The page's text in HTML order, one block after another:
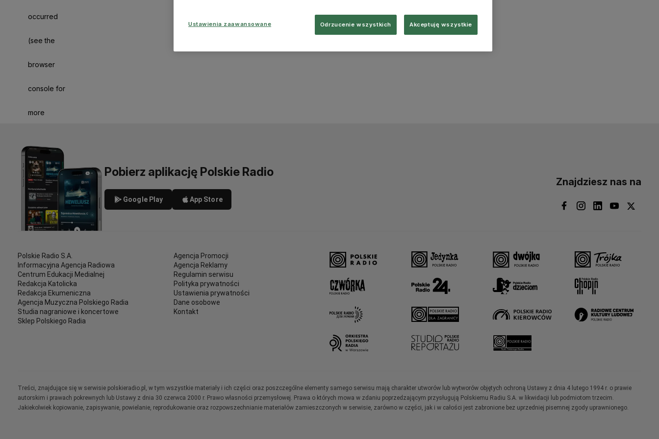
occurred
(see the
browser
console for
more
Pobierz aplikację Polskie Radio
Google Play App Store
Znajdziesz nas na
Polskie Radio S.A.
Informacyjna Agencja Radiowa
Centrum Edukacji Medialnej
Redakcja Katolicka
Redakcja Ekumeniczna
Agencja Muzyczna Polskiego Radia
Studia nagraniowe i koncertowe
Sklep Polskiego Radia
Agencja Promocji
Agencja Reklamy
Regulamin serwisu
Polityka prywatności
Ustawienia prywatności
Dane osobowe
Kontakt
Treści, znajdujące się w serwisie polskieradio.pl, w tym wszystkie materiały i ich części oraz poszczególne elementy samego serwisu mają charakter utworów lub wytworów objętych ochroną Ustawy z dnia 4 lutego 1994 r. o prawie
autorskim i prawach pokrewnych lub Ustawy z dnia 30 czerwca 2000 r. Prawo własności przemysłowej. Prawa o których mowa w zdaniu poprzedzającym przysługują Polskiemu Radiu S.A. w likwidacji lub podmiotom trzecim.
Jakiekolwiek kopiowanie, zapisywanie, powielanie, reprodukowanie oraz rozpowszechnianie materiałów zamieszczonych w serwisie, zarówno w części, jak i w całości jest zabronione bez uprzedniej pisemnej zgody uprawnionego.
Ustawienia zaawansowane Odrzucenie wszystkich Akceptuję wszystkie